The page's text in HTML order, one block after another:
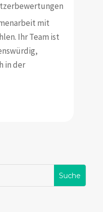
mit
Ihr Team ist
in der